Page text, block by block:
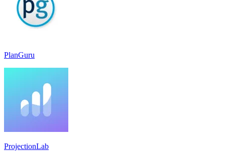
PlanGuru
ProjectionLab